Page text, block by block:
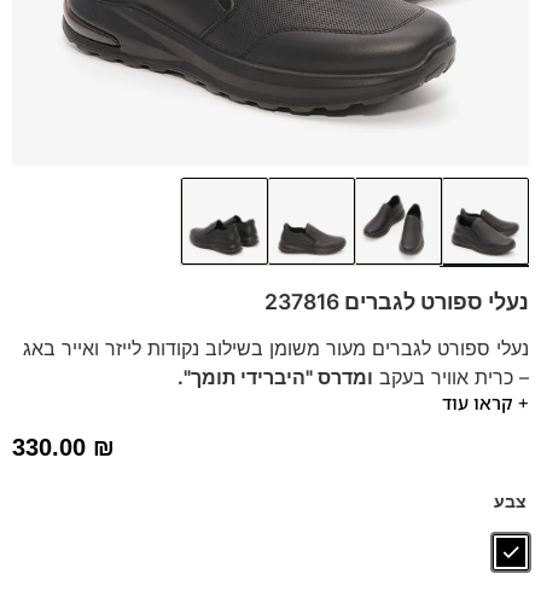
נעלי ספורט לגברים 237816
נעלי ספורט לגברים מעור משומן בשילוב נקודות לייזר ואייר באג
– כרית אוויר בעקב ומדרס "היברידי תומך".
נעלי ספורט שיהפכו את הלוק לספורטיבי וקליל.
נעלי הספורט מתאימות ליום יום, הליכה ועמידה ממושכת.
+ קראו עוד
330.00 ₪
צבע